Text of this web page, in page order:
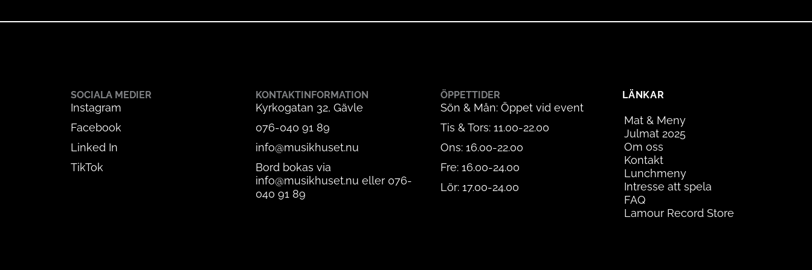
SOCIALA MEDIER
Instagram
Facebook
Linked In
TikTok
KONTAKTINFORMATION
Kyrkogatan 32, Gävle
076-040 91 89
info@musikhuset.nu
Bord bokas via
info@musikhuset.nu eller 076-
040 91 89
ÖPPETTIDER
Sön & Mån: Öppet vid event
Tis & Tors: 11.00-22.00
Ons: 16.00-22.00
Fre: 16.00-24.00
Lör: 17.00-24.00
LÄNKAR
Mat & Meny
Julmat 2025
Om oss
Kontakt
Lunchmeny
Intresse att spela
FAQ
Lamour Record Store